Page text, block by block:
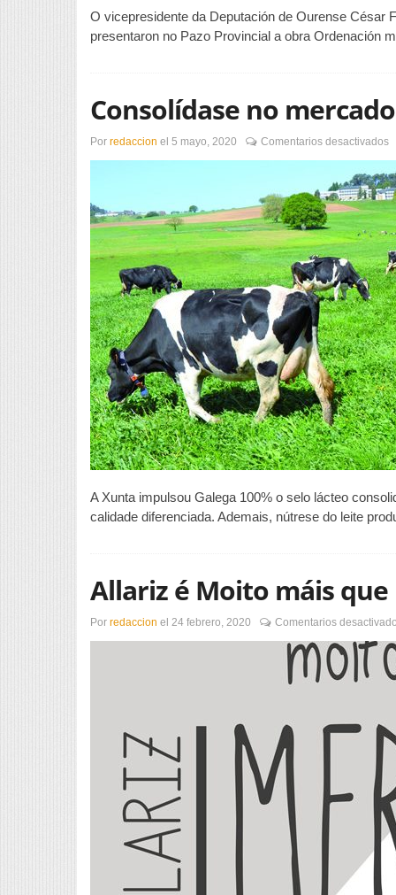
O vicepresidente da Deputación de Ourense César
presentaron no Pazo Provincial a obra Ordenación
Consolídase no
Por redaccion el 5 mayo, 2020 Comentarios desactivados
o
A Xunta impulsou Galega 100% o selo lácteo
calidade diferenciada. Ademais, nútrese do leite
Allariz é Moito máis
Por redaccion el 24 febrero, 2020 Comentarios